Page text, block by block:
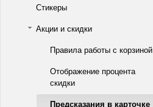
Стикеры
Акции и скидки
Правила работы с корзиной
Отображение процента
скидки
Предсказания в карточке